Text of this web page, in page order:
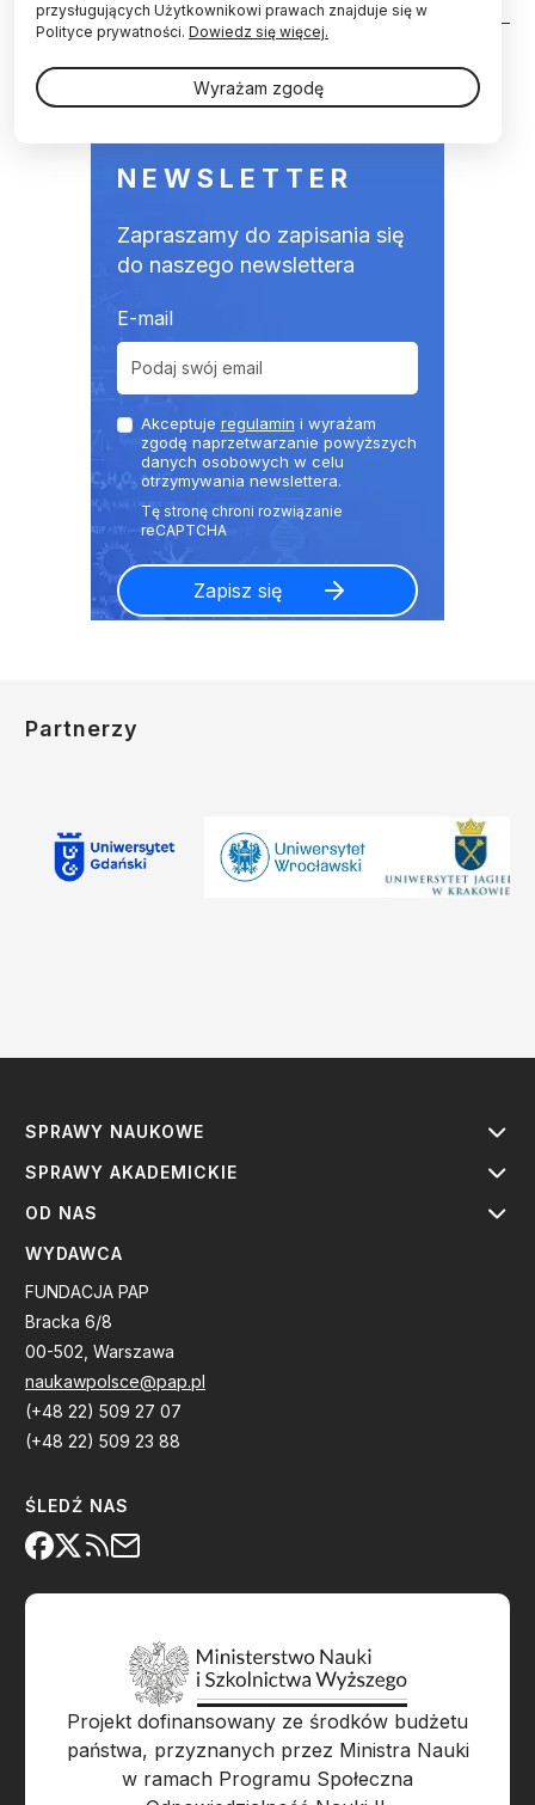
Stronicowanie
NEWSLETTER
Zapraszamy do zapisania się
do naszego newslettera
E-mail
Akceptuje regulamin i wyrażam
zgodę naprzetwarzanie powyższych
danych osobowych w celu
otrzymywania newslettera.
Partnerzy
przysługujących Użytkownikowi prawach znajduje się w
Polityce prywatności. Dowiedz się więcej.
Wyrażam zgodę
SPRAWY NAUKOWE
SPRAWY AKADEMICKIE
OD NAS
WYDAWCA
FUNDACJA PAP
Bracka 6/8
00-502, Warszawa
naukawpolsce@pap.pl
(+48 22) 509 27 07
(+48 22) 509 23 88
ŚLEDŹ NAS
Projekt dofinansowany ze środków budżetu
państwa, przyznanych przez Ministra Nauki
w ramach Programu Społeczna